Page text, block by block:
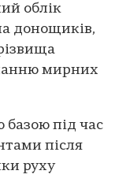
облік
донощиків,
мирних
базою під час
після
руху